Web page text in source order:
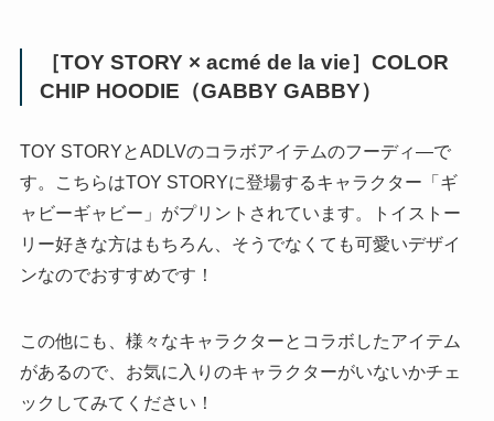
［TOY STORY × acmé de la vie］COLOR
CHIP HOODIE（GABBY GABBY）
TOY STORYとADLVのコラボアイテムのフーディ―で
す。こちらはTOY STORYに登場するキャラクター「ギ
ャビーギャビー」がプリントされています。トイストー
リー好きな方はもちろん、そうでなくても可愛いデザイ
ンなのでおすすめです！
この他にも、様々なキャラクターとコラボしたアイテム
があるので、お気に入りのキャラクターがいないかチェ
ックしてみてください！